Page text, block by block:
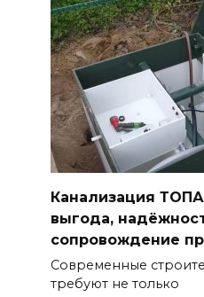
Канализация
выгода,
сопровождение
Современные
требуют не только